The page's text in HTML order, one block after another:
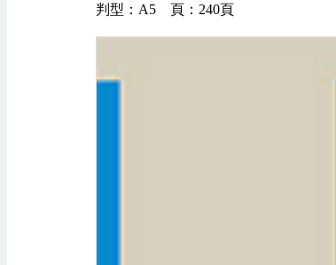
判型：A5 頁：240頁